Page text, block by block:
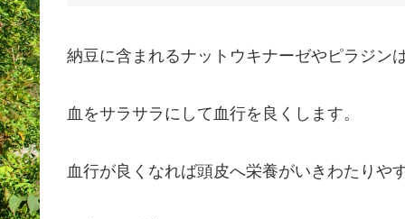
納豆に含まれるナットウキナーゼやピラジン
血をサラサラにして血行を良くします。
血行が良くなれば頭皮へ栄養がいきわたりや